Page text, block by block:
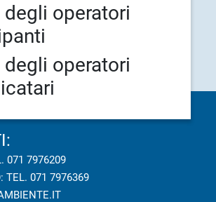
degli operatori
degli operatori
071 7976209
TEL.071 7976369